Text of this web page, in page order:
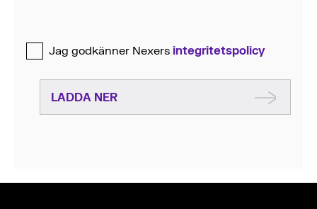
Jag godkänner Nexers integritetspolicy
LADDA NER